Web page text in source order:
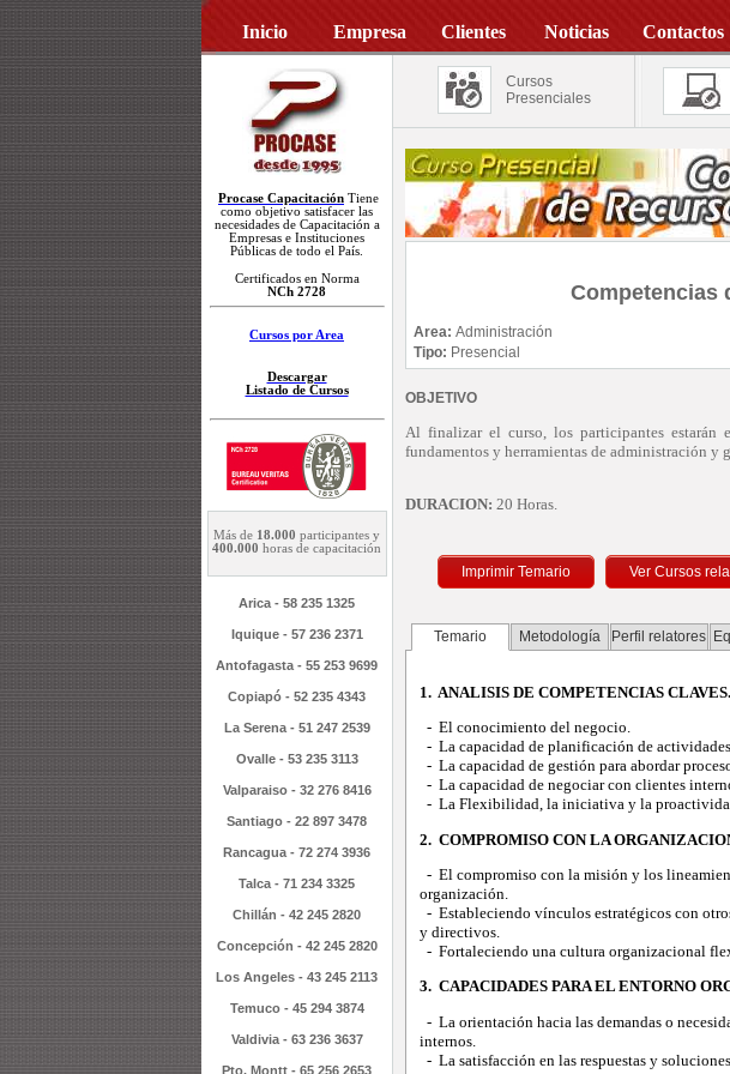
Inicio Empresa Clientes Noticias Contactos
Procase Capacitación Tiene
como objetivo satisfacer las
necesidades de Capacitación a
Empresas e Instituciones
Públicas de todo el País.
Certificados en Norma
NCh 2728
Cursos por Area
Descargar
Listado de Cursos
Más de 18.000 participantes y
400.000 horas de capacitación
Arica - 58 235 1325
Iquique - 57 236 2371
Antofagasta - 55 253 9699
Copiapó - 52 235 4343
La Serena - 51 247 2539
Ovalle - 53 235 3113
Valparaiso - 32 276 8416
Santiago - 22 897 3478
Rancagua - 72 274 3936
Talca - 71 234 3325
Chillán - 42 245 2820
Concepción - 42 245 2820
Los Angeles - 43 245 2113
Temuco - 45 294 3874
Valdivia - 63 236 3637
Pto. Montt - 65 256 2653
Cursos
Presenciales
Competencias
Area: Administración
Tipo: Presencial
OBJETIVO
Al finalizar el curso, los participantes estarán
fundamentos y herramientas de administración y
DURACION: 20 Horas.
Imprimir Temario
Temario Metodología Perfil relatores
1. ANALISIS DE COMPETENCIAS CLAVES.
- El conocimiento del negocio.
- La capacidad de planificación de
- La capacidad de gestión para abordar
- La capacidad de negociar con clientes
- La Flexibilidad, la iniciativa y la
2. COMPROMISO CON LA
- El compromiso con la misión y los
organización.
- Estableciendo vínculos estratégicos con
y directivos.
- Fortaleciendo una cultura organizacional
3. CAPACIDADES PARA EL ENTORNO
- La orientación hacia las demandas o
internos.
- La satisfacción en las respuestas y